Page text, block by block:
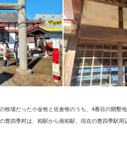
牧場だった小金牧と佐倉牧のうち、4番目の開墾
豊四季村は、柏駅から南柏駅、現在の豊四季駅周